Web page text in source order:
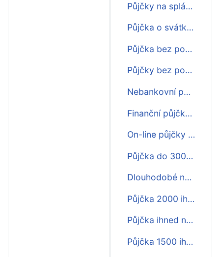
Půjčky na splátky ihned
Půjčka o svátku ihned
Půjčka bez poplatku ihned
Půjčky bez poplatku ihned
Nebankovní půjčka ihned na ruku
Finanční půjčky ihned
On-line půjčky ihned
Půjčka do 30000 ihned na ruku
Dlouhodobé nebankovní půjčky ihned
Půjčka 2000 ihned na účet
Půjčka ihned na bankovní účet
Půjčka 1500 ihned na účet pro všechny